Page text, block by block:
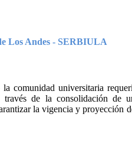
Los Andes - SERBIULA
comunidad universitaria
través de la consolidación de
la vigencia y proyección